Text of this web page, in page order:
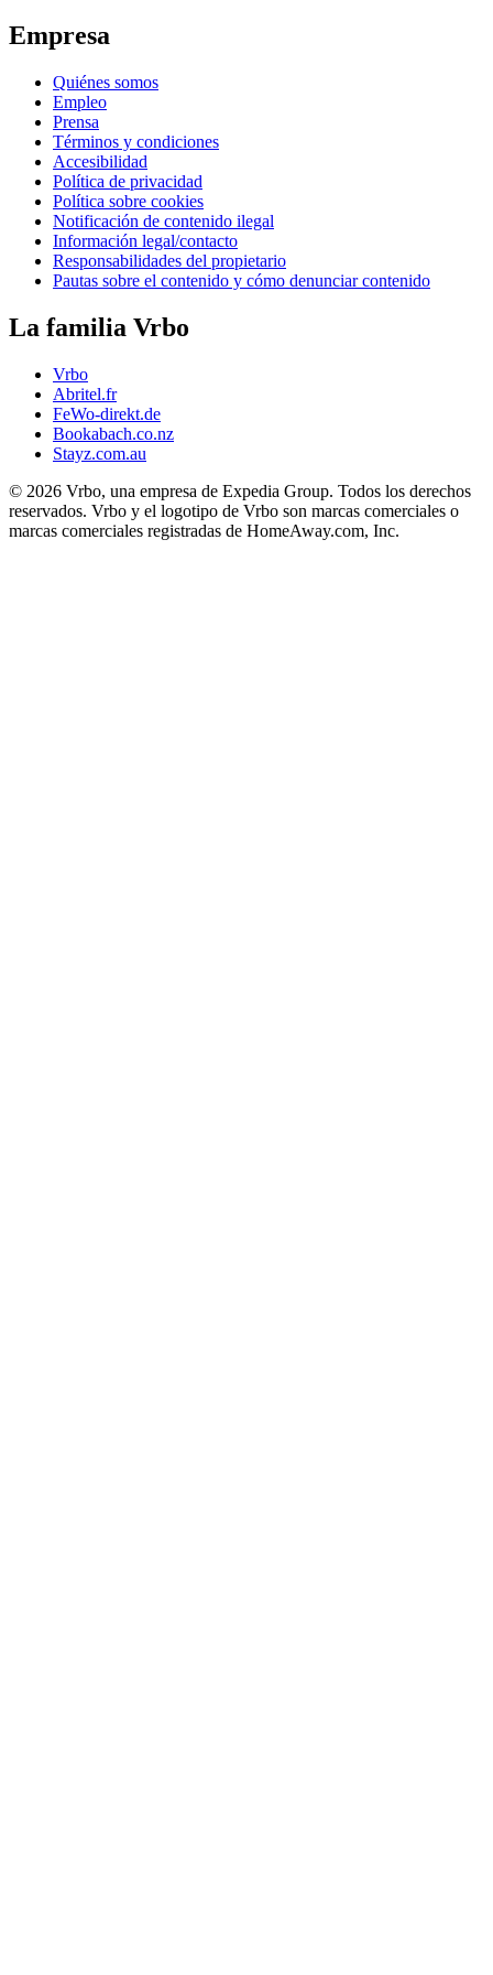
Empresa
Quiénes somos
Empleo
Prensa
Términos y condiciones
Accesibilidad
Política de privacidad
Política sobre cookies
Notificación de contenido ilegal
Información legal/contacto
Responsabilidades del propietario
Pautas sobre el contenido y cómo denunciar contenido
La familia Vrbo
Vrbo
Abritel.fr
FeWo-direkt.de
Bookabach.co.nz
Stayz.com.au
© 2026 Vrbo, una empresa de Expedia Group. Todos los derechos
reservados. Vrbo y el logotipo de Vrbo son marcas comerciales o
marcas comerciales registradas de HomeAway.com, Inc.